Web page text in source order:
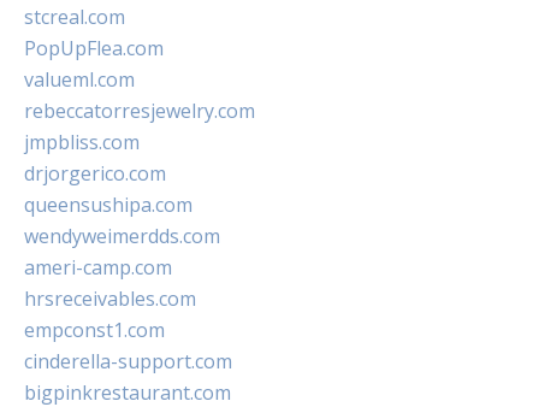
stcreal.com
PopUpFlea.com
valueml.com
rebeccatorresjewelry.com
jmpbliss.com
drjorgerico.com
queensushipa.com
wendyweimerdds.com
ameri-camp.com
hrsreceivables.com
empconst1.com
cinderella-support.com
bigpinkrestaurant.com